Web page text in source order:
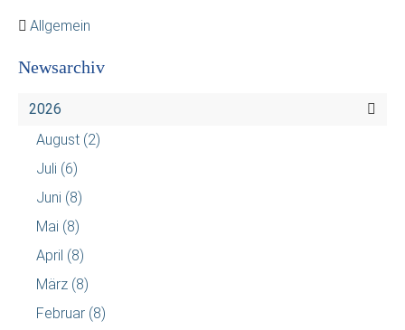
Allgemein
Newsarchiv
2026
August (2)
Juli (6)
Juni (8)
Mai (8)
April (8)
März (8)
Februar (8)